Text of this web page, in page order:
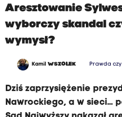
Aresztowanie
wyborczy skandal
wymysł?
KamilWSZOŁEK Prawda
Dziś zaprzysiężenie
Nawrockiego, a w sieci…